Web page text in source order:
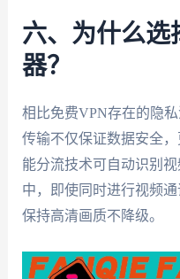
六、为什么选
器？
相比免费VPN存在的隐
传输不仅保证数据安全
能分流技术可自动识别
中，即使同时进行视频
保持高清画质不降级。